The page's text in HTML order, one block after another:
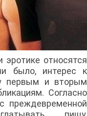
эротике относятся
было, интерес к
первым и вторым
Согласно
преждевременной